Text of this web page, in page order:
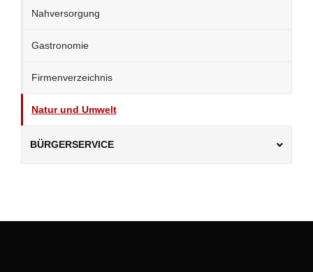
Nahversorgung
Gastronomie
Firmenverzeichnis
Natur und Umwelt
BÜRGERSERVICE